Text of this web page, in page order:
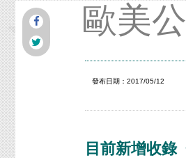
歐美
發布日期：2017/05/12
目前新增收錄